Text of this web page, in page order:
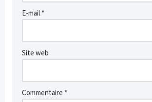
E-mail *
Site web
Commentaire *